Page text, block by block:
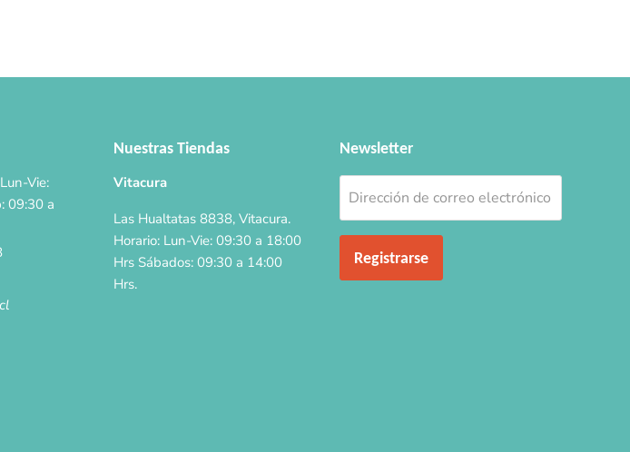
Vie:
09:30 a
Nuestras Tiendas
Vitacura
Las Hualtatas 8838, Vitacura.
Horario: Lun-Vie: 09:30 a 18:00
Hrs Sábados: 09:30 a 14:00
Hrs.
Newsletter
Dirección de correo electrónico
Registrarse